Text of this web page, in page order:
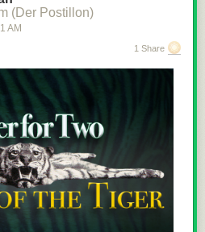
(Der Postillon)
AM
1 Share